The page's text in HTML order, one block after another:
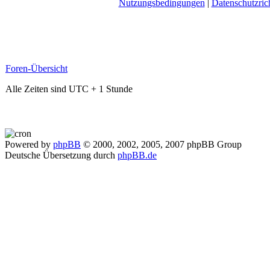
Nutzungsbedingungen |
Foren-Übersicht
Alle Zeiten sind UTC + 1 Stunde
Powered by phpBB © 2000, 2002, 2005, 2007 phpBB Group
Deutsche Übersetzung durch phpBB.de